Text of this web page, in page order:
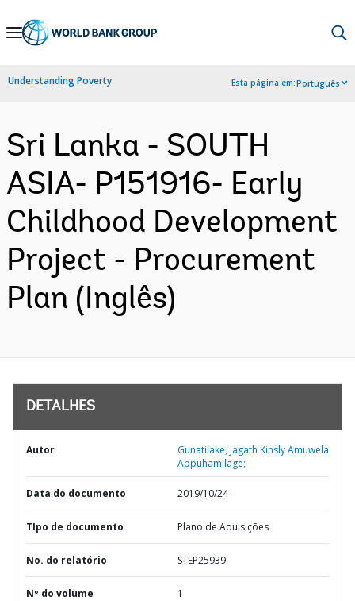
Skip
Navigation
Understanding Poverty Esta página em:Português
Sri Lanka - SOUTH
ASIA- P151916- Early
Childhood Development
Project - Procurement
Plan (Inglês)
DETALHES
Autor
Gunatilake, Jagath Kinsly Amuwela
Appuhamilage;
Data do documento 2019/10/24
TIpo de documento Plano de Aquisições
No. do relatório STEP25939
Nº do volume 1